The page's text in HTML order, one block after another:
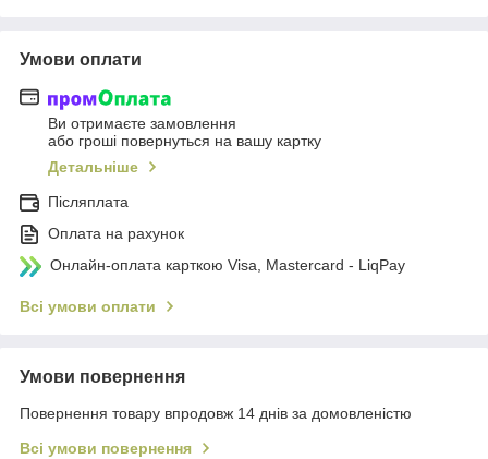
Умови оплати
Ви отримаєте замовлення
або гроші повернуться на вашу картку
Детальніше
Післяплата
Оплата на рахунок
Онлайн-оплата карткою Visa, Mastercard - LiqPay
Всі умови оплати
Умови повернення
Повернення товару впродовж 14 днів за домовленістю
Всі умови повернення